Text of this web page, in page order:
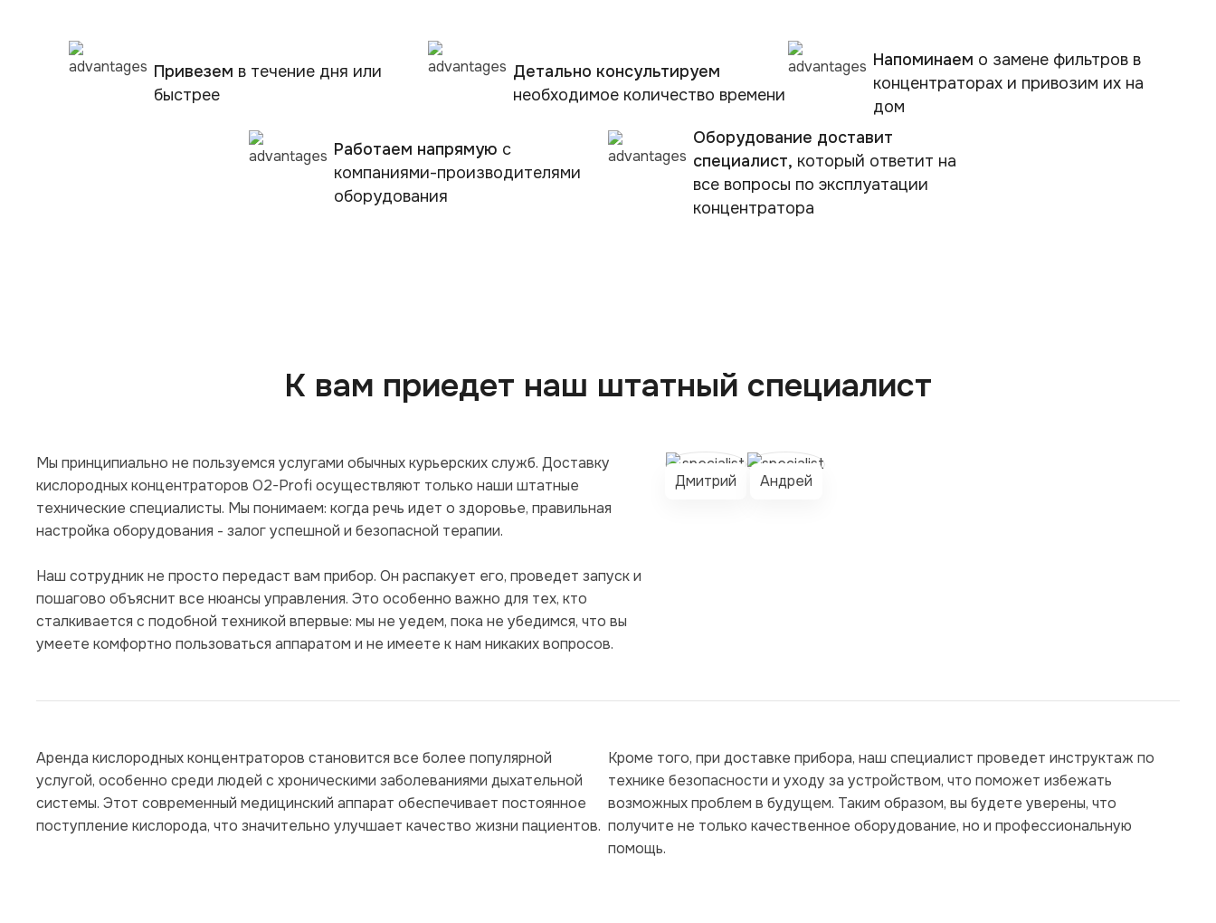
Привезем в течение дня или
быстрее
Детально консультируем
необходимое количество времени
Напоминаем о замене фильтров в
концентраторах и привозим их на
дом
Работаем напрямую с
компаниями-производителями
оборудования
Оборудование доставит
специалист, который ответит на
все вопросы по эксплуатации
концентратора
К вам приедет наш штатный специалист
Мы принципиально не пользуемся услугами обычных курьерских служб. Доставку
кислородных концентраторов O2-Profi осуществляют только наши штатные
технические специалисты. Мы понимаем: когда речь идет о здоровье, правильная
настройка оборудования - залог успешной и безопасной терапии.
Наш сотрудник не просто передаст вам прибор. Он распакует его, проведет запуск и
пошагово объяснит все нюансы управления. Это особенно важно для тех, кто
сталкивается с подобной техникой впервые: мы не уедем, пока не убедимся, что вы
умеете комфортно пользоваться аппаратом и не имеете к нам никаких вопросов.
Дмитрий Андрей
Аренда кислородных концентраторов становится все более популярной
услугой, особенно среди людей с хроническими заболеваниями дыхательной
системы. Этот современный медицинский аппарат обеспечивает постоянное
поступление кислорода, что значительно улучшает качество жизни пациентов.
Кроме того, при доставке прибора, наш специалист проведет инструктаж по
технике безопасности и уходу за устройством, что поможет избежать
возможных проблем в будущем. Таким образом, вы будете уверены, что
получите не только качественное оборудование, но и профессиональную
помощь.